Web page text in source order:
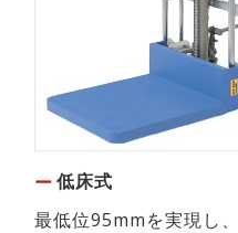
低床式
最低位95mmを実現し